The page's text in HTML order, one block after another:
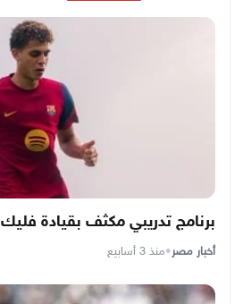
برنامج تدريبي مكثف بقيادة فليك
أخبار مصر•منذ 3 أسابيع